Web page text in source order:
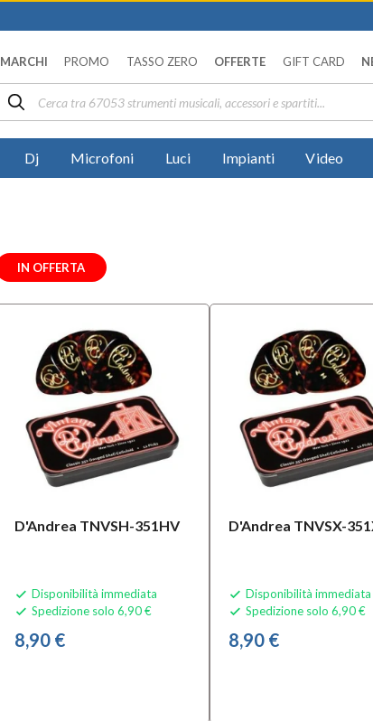
MARCHI PROMO TASSO ZERO OFFERTE GIFT CARD
Dj Microfoni Luci Impianti Video
IN OFFERTA
D'Andrea TNVSH-351HV
 Disponibilità immediata
 Spedizione solo 6,90 €
8,90 €
D'Andrea TNVSX-
 Disponibilità immediata
 Spedizione solo 6,90 €
8,90 €